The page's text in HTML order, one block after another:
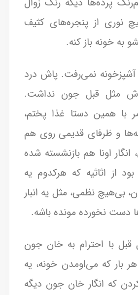
نوری از پنجره‌های کثیف
به خونه باز کنه.
نمی‌رفت. پاش درد
مثل قبل جون نداشت.
با همین دستا غذا پختم،
و ظرفای قدیمی روی هم
انگار اونا هم بازنشسته شده
از اثاثیه که هرکدوم یه
بی‌هیچ نظمی، مثل یه انبار
دست نخورده مونده باشه.
قبل با احترام به خان جون
بار که می‌اومدن خونه، یه
که انگار خان جون دیگه